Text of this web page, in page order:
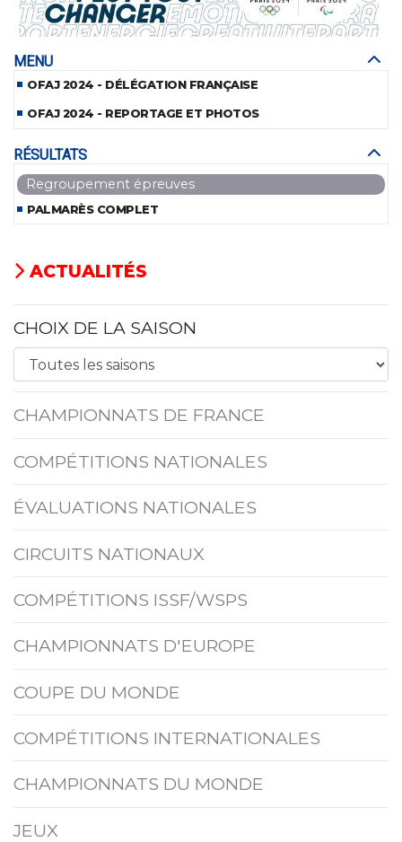
MENU
OFAJ 2024 - DÉLÉGATION FRANÇAISE
OFAJ 2024 - REPORTAGE ET PHOTOS
RÉSULTATS
Regroupement épreuves
PALMARÈS COMPLET
ACTUALITÉS
CHOIX DE LA SAISON
CHAMPIONNATS DE FRANCE
COMPÉTITIONS NATIONALES
ÉVALUATIONS NATIONALES
CIRCUITS NATIONAUX
COMPÉTITIONS ISSF/WSPS
CHAMPIONNATS D'EUROPE
COUPE DU MONDE
COMPÉTITIONS INTERNATIONALES
CHAMPIONNATS DU MONDE
JEUX